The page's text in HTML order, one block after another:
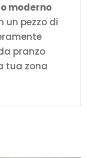
moderno
un pezzo di
pranzo
tua zona